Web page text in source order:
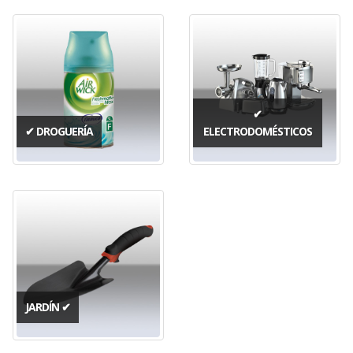
✔ DROGUERÍA
✔
ELECTRODOMÉSTICOS
JARDÍN ✔